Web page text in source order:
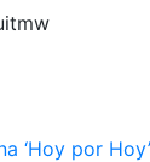
‘Hoy por